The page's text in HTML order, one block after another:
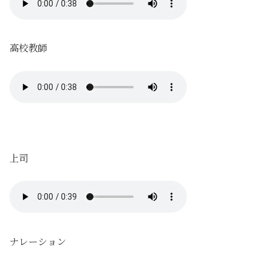
高校教師
上司
ナレーション